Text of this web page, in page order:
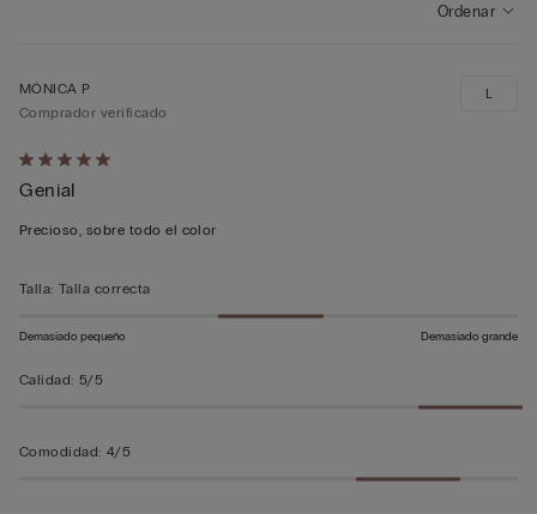
Ordenar
Calificación
de
5
5
MÓNICA P
Comprador verificado
Genial
Precioso, sobre todo el color
L
Talla: Talla correcta
Demasiado pequeño Demasiado grande
Calidad: 5/5
Comodidad: 4/5